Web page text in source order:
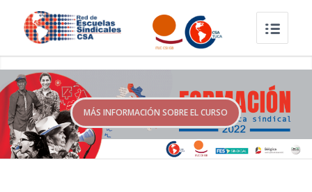
MÁS INFORMACIÓN SOBRE EL CURSO